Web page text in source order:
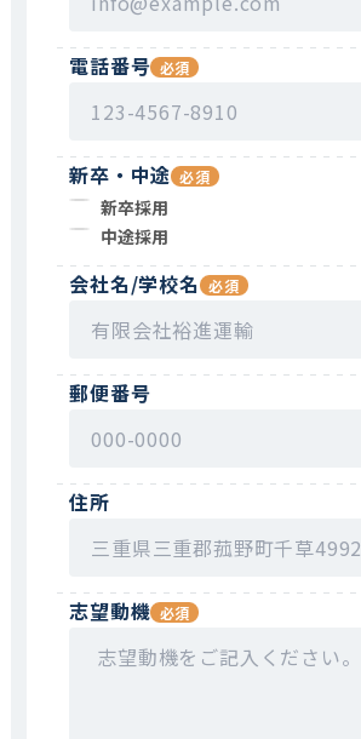
電話番号
新卒・中途
新卒採用
中途採用
会社名/学校名
郵便番号
住所
志望動機